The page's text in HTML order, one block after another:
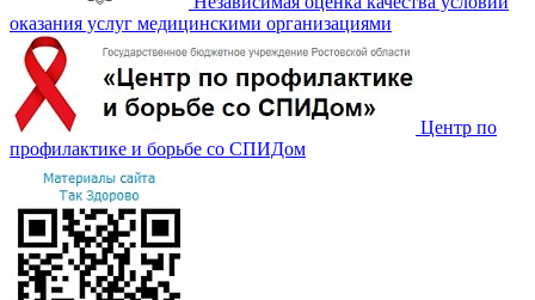
оказания услуг медицинскими организациями
Центр по
профилактике и борьбе со СПИДом